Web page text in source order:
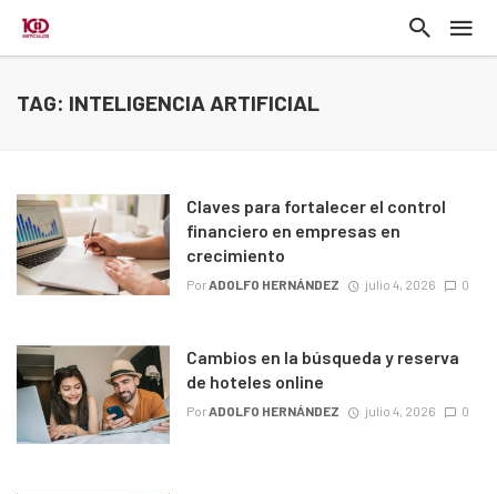
TAG: INTELIGENCIA ARTIFICIAL
Claves para fortalecer el control
financiero en empresas en
crecimiento
PorADOLFO HERNÁNDEZ julio 4, 2026 0
Cambios en la búsqueda y reserva
de hoteles online
PorADOLFO HERNÁNDEZ julio 4, 2026 0